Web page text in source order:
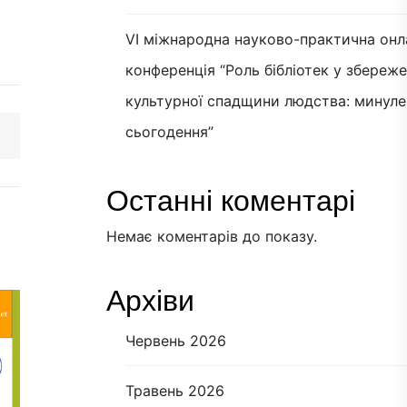
VI міжнародна науково-практична
конференція “Роль бібліотек у
культурної спадщини людства:
сьогодення”
Останні коментарі
Немає коментарів до показу.
Архіви
Червень 2026
Травень 2026